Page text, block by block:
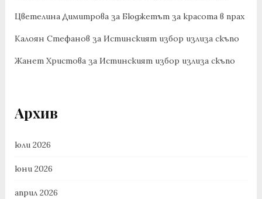
Цветелина Димитроваза Бюджетът за красота в прах
Калоян Стефанов за Истинският избор излиза скъпо
Жанет Христоваза Истинският избор излиза скъпо
Архив
юли 2026
юни 2026
април 2026